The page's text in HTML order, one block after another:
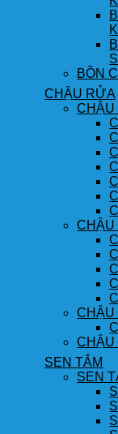
BỒN
CHẬU RỬA
CHẬU
CHẬU
CHẬU
CHẬU
SEN TẮM
SEN